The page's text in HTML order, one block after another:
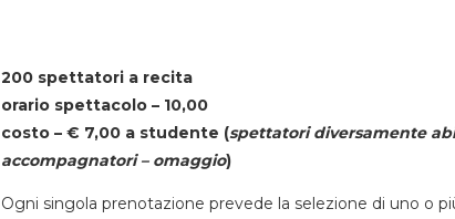
200 spettatori a recita
orario spettacolo – 10,00
costo – € 7,00 a studente (spettatori diversamente
accompagnatori – omaggio)
Ogni singola prenotazione prevede la selezione di uno o